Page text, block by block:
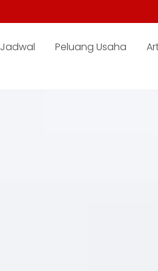
Jadwal Peluang Usaha